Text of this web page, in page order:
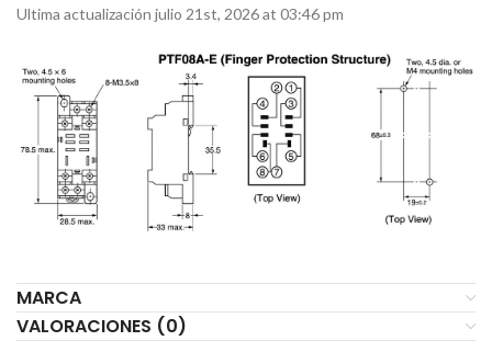
Ultima actualización julio 21st, 2026 at 03:46 pm
MARCA
VALORACIONES (0)